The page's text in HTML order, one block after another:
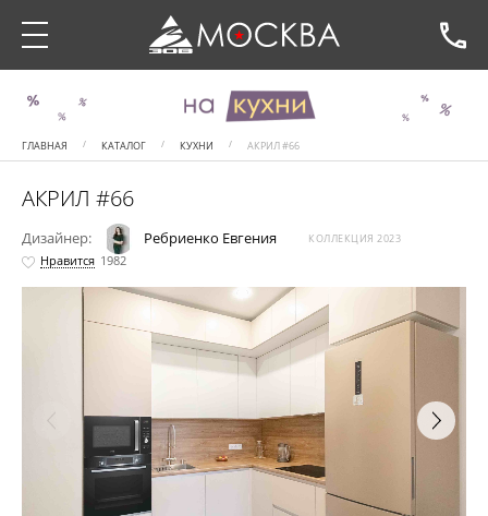
ГЛАВНАЯ КАТАЛОГ КУХНИ АКРИЛ #66
АКРИЛ #66
Дизайнер: Ребриенко Евгения КОЛЛЕКЦИЯ 2023
Нравится 1982